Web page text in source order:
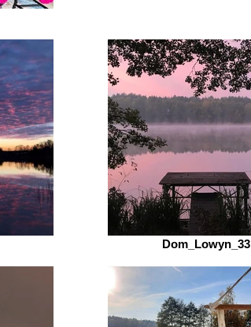
Dom_Lowyn_33